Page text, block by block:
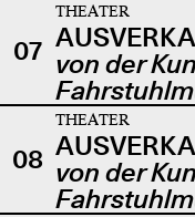
07
THEATER
von der
08
THEATER
von der